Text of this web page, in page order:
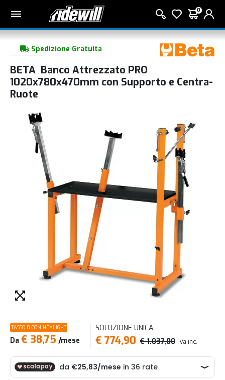
0
Spedizione Gratuita
BETA Banco Attrezzato PRO
1020x780x470mm con Supporto e Centra-
Ruote
TASSO 0 CON HEYLIGHT
Da € 38,75 /mese
SOLUZIONE UNICA
€ 774,90 € 1.037,00 iva inc.